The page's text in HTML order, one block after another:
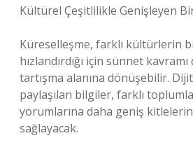
Kültürel Çeşitlilikle Genişleyen
Küreselleşme, farklı kültürlerin
hızlandırdığı için sünnet
tartışma alanına dönüşebilir.
paylaşılan bilgiler, farklı
yorumlarına daha geniş kitlelerin
sağlayacak.